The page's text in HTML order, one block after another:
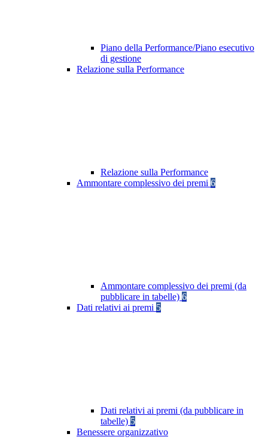
Piano della Performance/Piano esecutivo
di gestione
Relazione sulla Performance
Relazione sulla Performance
Ammontare complessivo dei premi 6
Ammontare complessivo dei premi (da
pubblicare in tabelle) 6
Dati relativi ai premi 5
Dati relativi ai premi (da pubblicare in
tabelle) 5
Benessere organizzativo